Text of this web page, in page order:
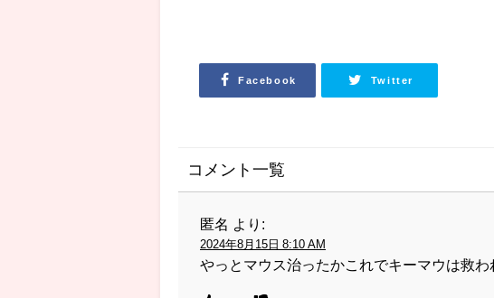
Facebook Twitter
コメント一覧
匿名 より:
2024年8月15日 8:10 AM
やっとマウス治ったかこれでキーマウは救わ